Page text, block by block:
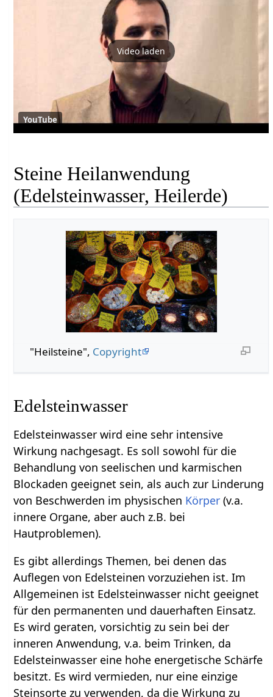
Video laden
YouTube
Steine Heilanwendung
(Edelsteinwasser, Heilerde)
"Heilsteine", Copyright
Edelsteinwasser
Edelsteinwasser wird eine sehr intensive
Wirkung nachgesagt. Es soll sowohl für die
Behandlung von seelischen und karmischen
Blockaden geeignet sein, als auch zur Linderung
von Beschwerden im physischen Körper (v.a.
innere Organe, aber auch z.B. bei
Hautproblemen).
Es gibt allerdings Themen, bei denen das
Auflegen von Edelsteinen vorzuziehen ist. Im
Allgemeinen ist Edelsteinwasser nicht geeignet
für den permanenten und dauerhaften Einsatz.
Es wird geraten, vorsichtig zu sein bei der
inneren Anwendung, v.a. beim Trinken, da
Edelsteinwasser eine hohe energetische Schärfe
besitzt. Es wird vermieden, nur eine einzige
Steinsorte zu verwenden, da die Wirkung zu